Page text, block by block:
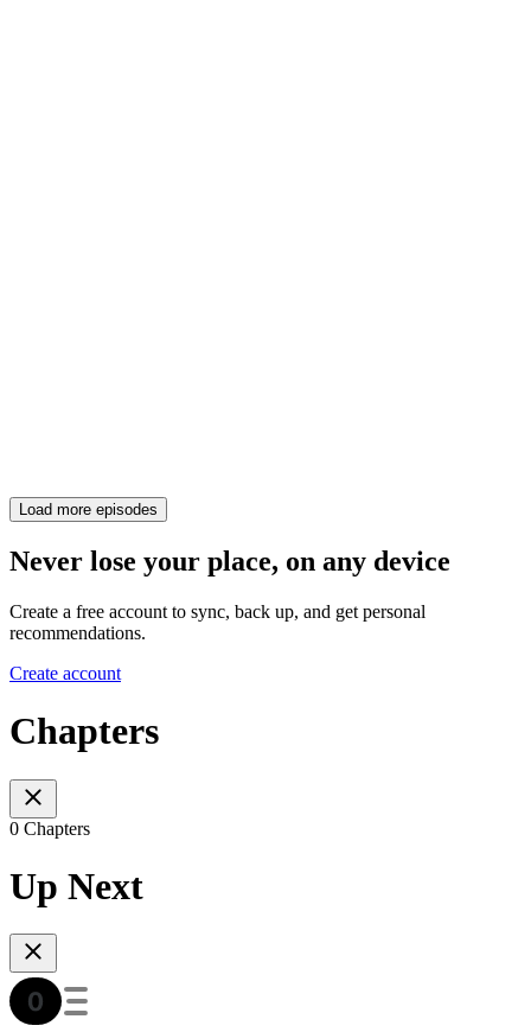
Load more episodes
Never lose your place, on any device
Create a free account to sync, back up, and get personal
recommendations.
Create account
Chapters
0 Chapters
Up Next